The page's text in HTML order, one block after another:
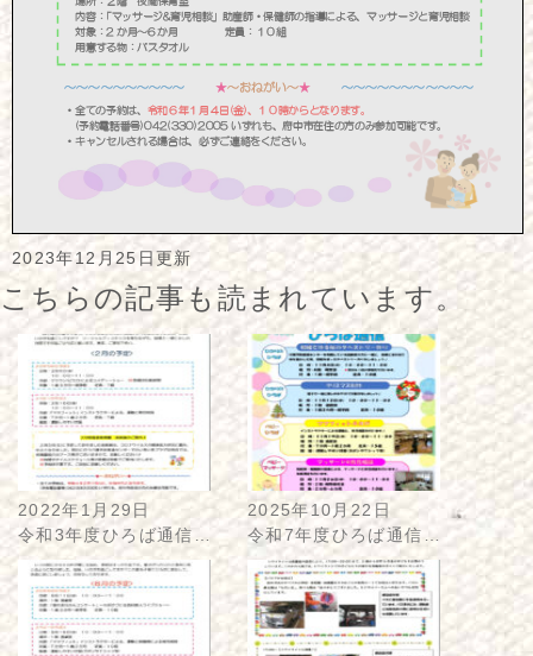
2023年12月25日更新
こちらの記事も読まれています。
2022年1月29日
令和3年度ひろば通信…
2025年10月22日
令和7年度ひろば通信…